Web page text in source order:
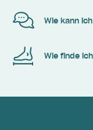
Wie kann
Wie finde